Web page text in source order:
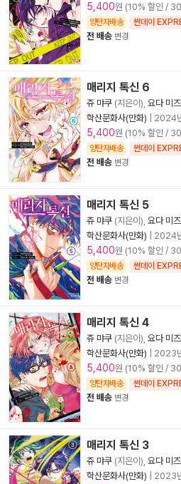
5,400원 (10% 할인 /
양탄자배송 썬데이
전 배송 변경
매리지 톡신 6
쥬 먀쿠 (지은이), 요다 미즈
학산문화사(만화)
2024
5,400원 (10% 할인 /
양탄자배송 썬데이
전 배송 변경
매리지 톡신 5
쥬 먀쿠 (지은이), 요다 미즈
학산문화사(만화)
2024
5,400원 (10% 할인 /
양탄자배송 썬데이
전 배송 변경
매리지 톡신 4
쥬 먀쿠 (지은이), 요다 미즈
학산문화사(만화)
2023
5,400원 (10% 할인 /
양탄자배송 썬데이
전 배송 변경
매리지 톡신 3
쥬 먀쿠 (지은이), 요다 미즈
학산문화사(만화)
2023